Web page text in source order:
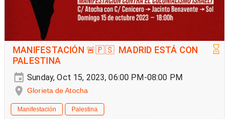
MANIFESTACIÓN 🚨🇵🇸 MADRID ESTÁ CON
PALESTINA
Sunday, Oct 15, 2023, 06:00 PM-08:00 PM
Glorieta de Atocha
Manifestación Palestina